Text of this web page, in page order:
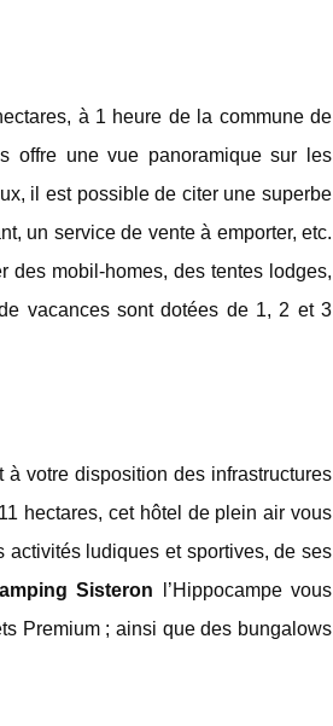
à 1 heure de la commune de
offre une vue panoramique sur les
il est possible de citer une superbe
un service de vente à emporter, etc.
des mobil-homes, des tentes lodges,
vacances sont dotées de 1, 2 et 3
votre disposition des infrastructures
hectares, cet hôtel de plein air vous
activités ludiques et sportives, de ses
Sisteron l’Hippocampe vous
Premium ; ainsi que des bungalows